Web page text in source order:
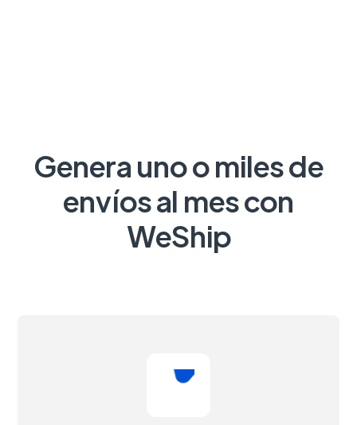
Genera uno o miles de
envíos al mes con
WeShip